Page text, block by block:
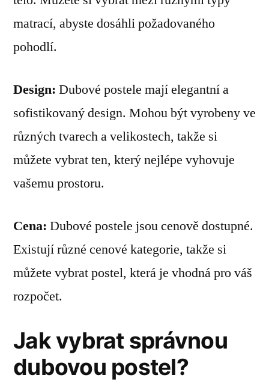
matrací, abyste dosáhli požadovaného
pohodlí.
Design: Dubové postele mají elegantní a
sofistikovaný design. Mohou být vyrobeny ve
různých tvarech a velikostech, takže si
můžete vybrat ten, který nejlépe vyhovuje
vašemu prostoru.
Cena: Dubové postele jsou cenově dostupné.
Existují různé cenové kategorie, takže si
můžete vybrat postel, která je vhodná pro váš
rozpočet.
Jak vybrat správnou
dubovou postel?